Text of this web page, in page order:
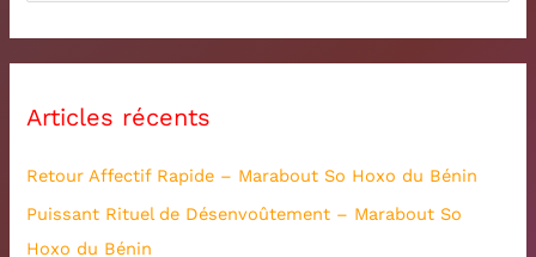
e
c
h
Articles récents
Retour Affectif Rapide – Marabout So Hoxo du Bénin
Puissant Rituel de Désenvoûtement – Marabout So
Hoxo du Bénin